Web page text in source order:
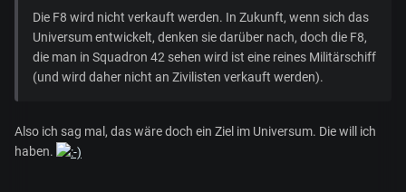
Die F8 wird nicht verkauft werden. In Zukunft, wenn sich das
Universum entwickelt, denken sie darüber nach, doch die F8,
die man in Squadron 42 sehen wird ist eine reines Militärschiff
(und wird daher nicht an Zivilisten verkauft werden).
Also ich sag mal, das wäre doch ein Ziel im Universum. Die will ich
haben.